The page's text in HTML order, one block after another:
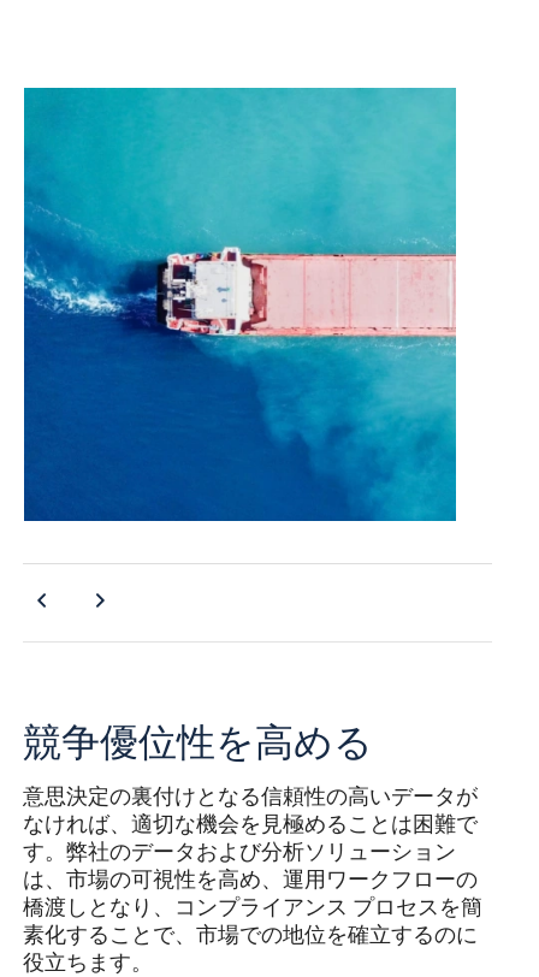
競争優位性を高める
意思決定の裏付けとなる信頼性の高いデータが
なければ、適切な機会を見極めることは困難で
す。弊社のデータおよび分析ソリューション
は、市場の可視性を高め、運用ワークフローの
橋渡しとなり、コンプライアンス プロセスを簡
素化することで、市場での地位を確立するのに
役立ちます。